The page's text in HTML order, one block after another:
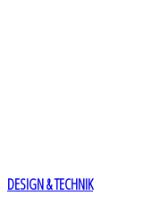
DESIGN & TECHNIK